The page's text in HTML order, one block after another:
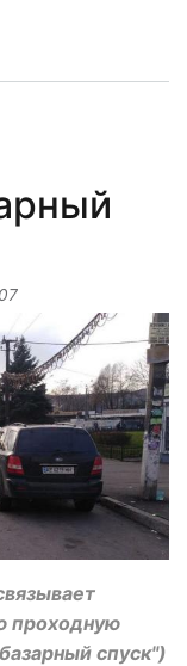
проходную
спуск")